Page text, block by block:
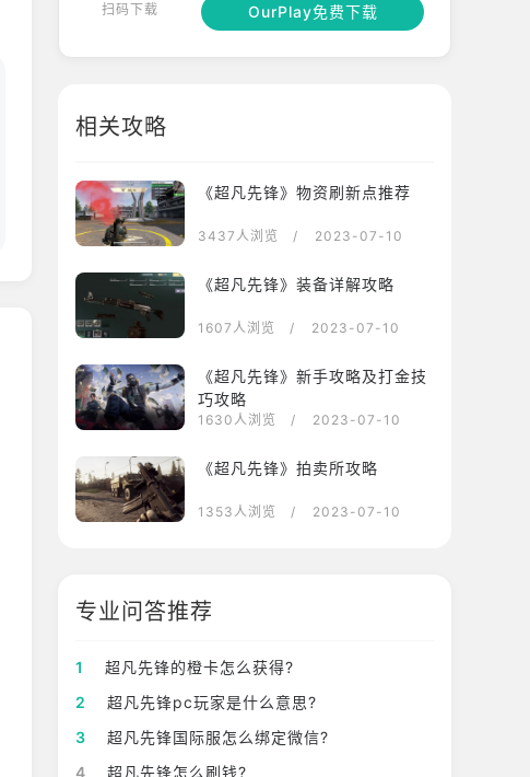
扫码下载 OurPlay免费下载
相关攻略
《超凡先锋》物资刷新点推荐
3437人浏览 / 2023-07-10
《超凡先锋》装备详解攻略
1607人浏览 / 2023-07-10
《超凡先锋》新手攻略及打金技
巧攻略
1630人浏览 / 2023-07-10
《超凡先锋》拍卖所攻略
1353人浏览 / 2023-07-10
专业问答推荐
1
超凡先锋的橙卡怎么获得?
2
超凡先锋pc玩家是什么意思?
3
超凡先锋国际服怎么绑定微信?
4
超凡先锋怎么刷钱?